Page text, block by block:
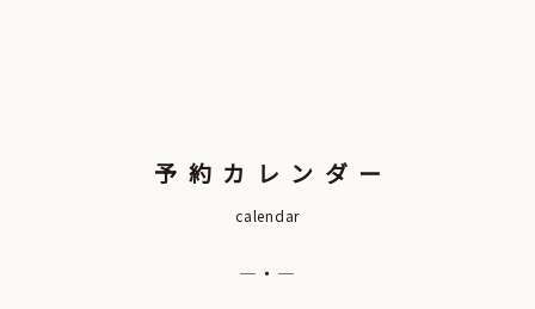
予約カレンダー
calendar
―・―